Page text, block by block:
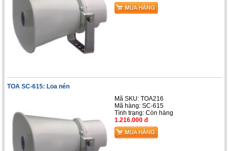
TOA SC-615: Loa nén
Mã SKU: TOA216
Mã hàng: SC-615
Tình trạng: Còn hàng
1.216.000 đ